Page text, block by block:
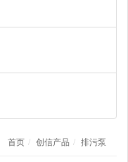
首页 创信产品 排污泵